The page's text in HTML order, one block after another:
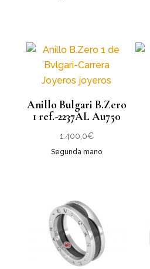
Anillo Bulgari B.Zero
1 ref.-2237AL Au750
1.400,0€
Segunda mano